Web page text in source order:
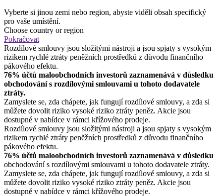
Vyberte si jinou zemi nebo region, abyste viděli obsah specifický
pro vaše umístění.
Choose country or region
Pokračovat
Rozdílové smlouvy jsou složitými nástroji a jsou spjaty s vysokým
rizikem rychlé ztráty peněžních prostředků z důvodu finančního
pákového efektu.
76% účtů maloobchodních investorů zaznamenává v důsledku
obchodování s rozdílovými smlouvami u tohoto dodavatele
ztráty.
Zamyslete se, zda chápete, jak fungují rozdílové smlouvy, a zda si
můžete dovolit riziko vysoké riziko ztráty peněz. Akcie jsou
dostupné v nabídce v rámci křížového prodeje.
Rozdílové smlouvy jsou složitými nástroji a jsou spjaty s vysokým
rizikem rychlé ztráty peněžních prostředků z důvodu finančního
pákového efektu.
76% účtů maloobchodních investorů zaznamenává v důsledku
obchodování s rozdílovými smlouvami u tohoto dodavatele ztráty.
Zamyslete se, zda chápete, jak fungují rozdílové smlouvy, a zda si
můžete dovolit riziko vysoké riziko ztráty peněz. Akcie jsou
dostupné v nabídce v rámci křížového prodeje.